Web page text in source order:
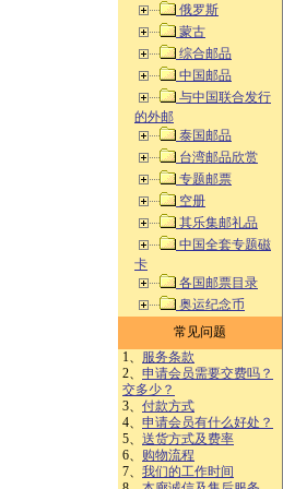
俄罗斯
蒙古
综合邮品
中国邮品
与中国联合发行
的外邮
泰国邮品
台湾邮品欣赏
专题邮票
空册
其乐集邮礼品
中国全套专题磁
卡
各国邮票目录
奥运纪念币
常见问题
1、 服务条款
2、 申请会员需要交费吗？
交多少？
3、 付款方式
4、 申请会员有什么好处？
5、 送货方式及费率
6、 购物流程
7、 我们的工作时间